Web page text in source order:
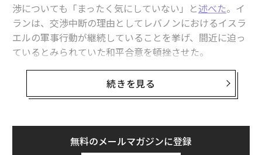
渉についても「まったく気にしていない」と述べた。イ
ランは、交渉中断の理由としてレバノンにおけるイスラ
エルの軍事行動が継続していることを挙げ、間近に迫っ
ているとみられていた和平合意を頓挫させた。
タスニム通信の報道によると、イランの国営メディアは
1日、レバノンにおける地上侵攻の拡大に抗議し、米国
CNBCの取材に対し、「正直なところ、協議が終わろう
が私は一向にかまわない」と語った。
続きを見る
無料のメールマガジンに登録